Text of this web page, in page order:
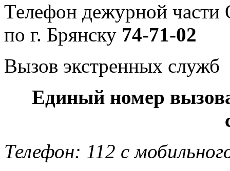
Телефон дежурной
по г. Брянску 74-71-02
Вызов экстренных служб
Единый номер
Телефон: 112 с